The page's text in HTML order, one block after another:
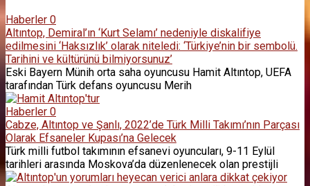
Haberler 0
Altıntop, Demiral’ın ‘Kurt Selamı’ nedeniyle diskalifiye
edilmesini ‘Haksızlık’ olarak niteledi: ‘Türkiye’nin bir sembolü.
Tarihini ve kültürünü bilmiyorsunuz’
Eski Bayern Münih orta saha oyuncusu Hamit Altıntop, UEFA
tarafından Türk defans oyuncusu Merih
Haberler 0
Cabze, Altıntop ve Şanlı, 2022’de Türk Milli Takımı’nın Parçası
Olarak Efsaneler Kupası’na Gelecek
Türk milli futbol takımının efsanevi oyuncuları, 9-11 Eylül
tarihleri ​​arasında Moskova’da düzenlenecek olan prestijli